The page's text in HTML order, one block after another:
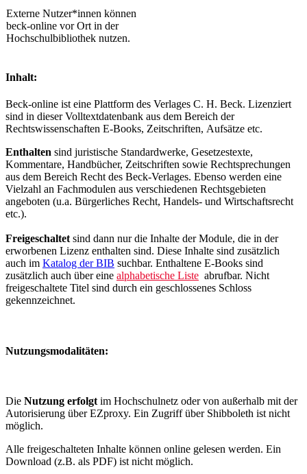
Externe Nutzer*innen können
beck-online vor Ort in der
Hochschulbibliothek nutzen.
Inhalt:
Beck-online ist eine Plattform des Verlages C. H. Beck. Lizenziert
sind in dieser Volltextdatenbank aus dem Bereich der
Rechtswissenschaften E-Books, Zeitschriften, Aufsätze etc.
Enthalten sind juristische Standardwerke, Gesetzestexte,
Kommentare, Handbücher, Zeitschriften sowie Rechtsprechungen
aus dem Bereich Recht des Beck-Verlages. Ebenso werden eine
Vielzahl an Fachmodulen aus verschiedenen Rechtsgebieten
angeboten (u.a. Bürgerliches Recht, Handels- und Wirtschaftsrecht
etc.).
Freigeschaltet sind dann nur die Inhalte der Module, die in der
erworbenen Lizenz enthalten sind. Diese Inhalte sind zusätzlich
auch im Katalog der BIB suchbar. Enthaltene E-Books sind
zusätzlich auch über eine alphabetische Liste abrufbar. Nicht
freigeschaltete Titel sind durch ein geschlossenes Schloss
gekennzeichnet.
Nutzungsmodalitäten:
Die Nutzung erfolgt im Hochschulnetz oder von außerhalb mit der
Autorisierung über EZproxy. Ein Zugriff über Shibboleth ist nicht
möglich.
Alle freigeschalteten Inhalte können online gelesen werden. Ein
Download (z.B. als PDF) ist nicht möglich.